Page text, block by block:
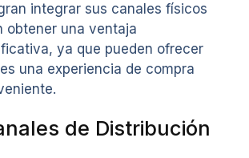
integrar sus canales físicos
obtener una ventaja
ya que pueden ofrecer
una experiencia de compra
de Distribución